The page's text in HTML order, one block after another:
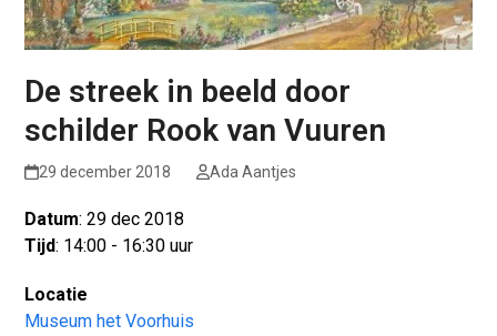
De streek in beeld door
schilder Rook van Vuuren
29 december 2018 Ada Aantjes
Datum: 29 dec 2018
Tijd: 14:00 - 16:30 uur
Locatie
Museum het Voorhuis